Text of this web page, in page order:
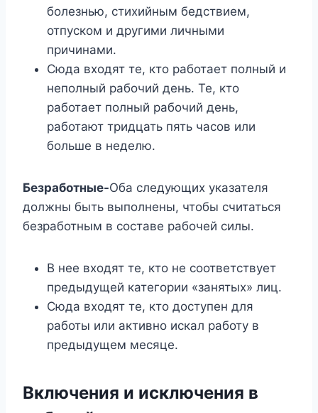
болезнью, стихийным бедствием,
отпуском и другими личными
причинами.
Сюда входят те, кто работает полный и
неполный рабочий день. Те, кто
работает полный рабочий день,
работают тридцать пять часов или
больше в неделю.
Безработные-Оба следующих указателя
должны быть выполнены, чтобы считаться
безработным в составе рабочей силы.
В нее входят те, кто не соответствует
предыдущей категории «занятых» лиц.
Сюда входят те, кто доступен для
работы или активно искал работу в
предыдущем месяце.
Включения и исключения в